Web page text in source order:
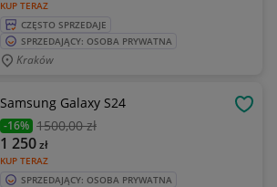
KUP TERAZ
CZĘSTO SPRZEDAJE
SPRZEDAJĄCY: OSOBA PRYWATNA
Kraków
Samsung Galaxy S24
-16% 1500,00 zł
KUP TERAZ
1 250zł
SPRZEDAJĄCY: OSOBA PRYWATNA